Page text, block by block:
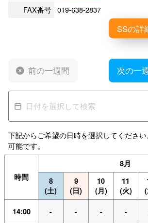
FAX番号 019-638-2837
SSの詳
前の一週間 次の一
下記からご希望の日時を選択してくださ
可能です。
時間
8月
8
(土)
9
(日)
10
(月)
11
(火)
14:00 - - - -